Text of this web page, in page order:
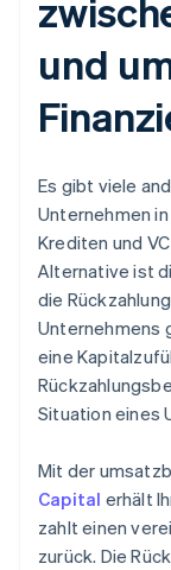
und
Es gibt viele
Unternehmen
Krediten und
Alternative ist
die
Unternehmens
eine
Situation eines
Mit der
Capital erhält
zahlt einen
zurück. Die